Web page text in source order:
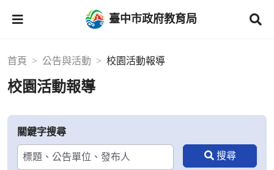
臺中市政府教育局
首頁 公告與活動 校園活動報導
校園活動報導
關鍵字搜尋